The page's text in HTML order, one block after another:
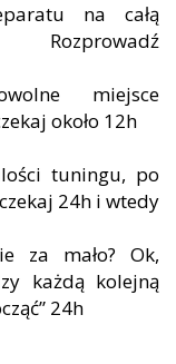
na całą
Rozprowadź
miejsce
około 12h
tuningu, po
24h i wtedy
za mało? Ok,
każdą kolejną
24h